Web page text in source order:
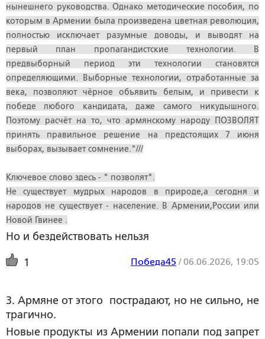
нынешнего руководства. Однако методические пособия, по
которым в Армении была произведена цветная революция,
полностью исключает разумные доводы, и выводят на
первый план пропагандистские технологии. В
предвыборный период эти технологии становятся
определяющими. Выборные технологии, отработанные за
века, позволяют чёрное объявить белым, и привести к
победе любого кандидата, даже самого никудышного.
Поэтому расчёт на то, что армянскому народу ПОЗВОЛЯТ
принять правильное решение на предстоящих 7 июня
выборах, вызывает сомнение."///
Ключевое слово здесь - " позволят".
Не существует мудрых народов в природе,а сегодня и
народов не существует - население. В Армении,России или
Новой Гвинее .
Но и бездействовать нельзя
1 Победа45 /06.06.2026, 19:05
3. Армяне от этого  пострадают, но не сильно, не
трагично.
Новые продукты из Армении попали под запрет